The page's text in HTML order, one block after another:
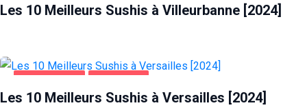
Les 10 Meilleurs Sushis à Villeurbanne [2024]
ALIMENTATION VERSAILLES
Les 10 Meilleurs Sushis à Versailles [2024]